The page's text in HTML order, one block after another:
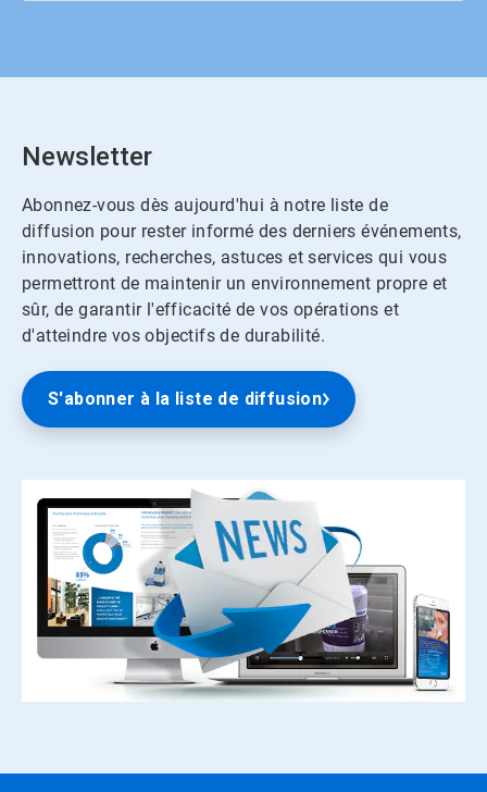
Newsletter
Abonnez-vous dès aujourd'hui à notre liste de
diffusion pour rester informé des derniers événements,
innovations, recherches, astuces et services qui vous
permettront de maintenir un environnement propre et
sûr, de garantir l'efficacité de vos opérations et
d'atteindre vos objectifs de durabilité.
S'abonner à la liste de diffusion